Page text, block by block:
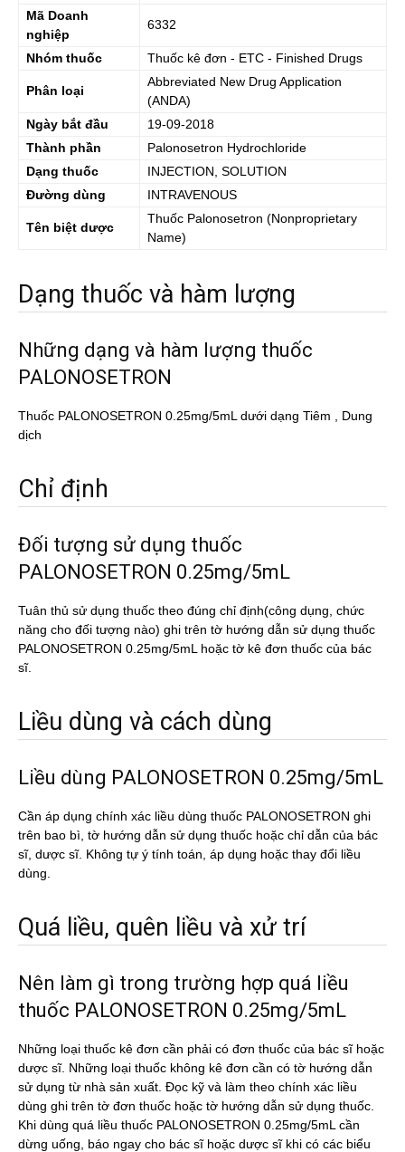
Mã Doanh
nghiệp
6332
Nhóm thuốc Thuốc kê đơn - ETC - Finished Drugs
Phân loại
Abbreviated New Drug Application
(ANDA)
Ngày bắt đầu
19-09-2018
Thành phần
Palonosetron Hydrochloride
Dạng thuốc
INJECTION, SOLUTION
Đường dùng
INTRAVENOUS
Tên biệt dược
Thuốc Palonosetron (Nonproprietary
Name)
Dạng thuốc và hàm lượng
Những dạng và hàm lượng thuốc
PALONOSETRON
Thuốc PALONOSETRON 0.25mg/5mL dưới dạng Tiêm , Dung
dịch
Chỉ định
Đối tượng sử dụng thuốc
PALONOSETRON 0.25mg/5mL
Tuân thủ sử dụng thuốc theo đúng chỉ định(công dụng, chức
năng cho đối tượng nào) ghi trên tờ hướng dẫn sử dụng thuốc
PALONOSETRON 0.25mg/5mL hoặc tờ kê đơn thuốc của bác
sĩ.
Liều dùng và cách dùng
Liều dùng PALONOSETRON 0.25mg/5mL
Cần áp dụng chính xác liều dùng thuốc PALONOSETRON ghi
trên bao bì, tờ hướng dẫn sử dụng thuốc hoặc chỉ dẫn của bác
sĩ, dược sĩ. Không tự ý tính toán, áp dụng hoặc thay đổi liều
dùng.
Quá liều, quên liều và xử trí
Nên làm gì trong trường hợp quá liều
thuốc PALONOSETRON 0.25mg/5mL
Những loại thuốc kê đơn cần phải có đơn thuốc của bác sĩ hoặc
dược sĩ. Những loại thuốc không kê đơn cần có tờ hướng dẫn
sử dụng từ nhà sản xuất. Đọc kỹ và làm theo chính xác liều
dùng ghi trên tờ đơn thuốc hoặc tờ hướng dẫn sử dụng thuốc.
Khi dùng quá liều thuốc PALONOSETRON 0.25mg/5mL cần
dừng uống, báo ngay cho bác sĩ hoặc dược sĩ khi có các biểu